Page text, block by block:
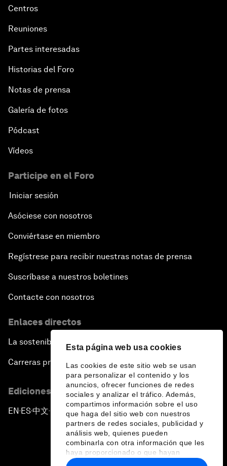
Esta página web usa cookies
Las cookies de este sitio web se usan
para personalizar el contenido y los
anuncios, ofrecer funciones de redes
sociales y analizar el tráfico. Además,
compartimos información sobre el uso
que haga del sitio web con nuestros
partners de redes sociales, publicidad y
análisis web, quienes pueden
combinarla con otra información que les
haya proporcionado o que hayan
recopilado a partir del uso que haya
Centros
Reuniones
Partes interesadas
Historias del Foro
Notas de prensa
Galería de fotos
Pódcast
Vídeos
Participe en el Foro
Iniciar sesión
Asóciese con nosotros
Conviértase en miembro
Regístrese para recibir nuestras notas de prensa
Suscríbase a nuestros boletines
Contacte con nosotros
Enlaces directos
La sostenibilidad en el Foro
Carreras profesionales
Ediciones en otros idiomas
EN ▪ES▪中文▪ 日本語